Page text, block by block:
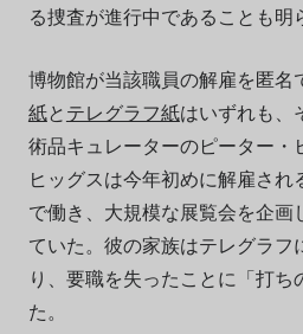
る捜査が進行中であることも明
博物館が当該職員の解雇を匿名
紙とテレグラフ紙はいずれも、
術品キュレーターのピーター・
ヒッグスは今年初めに解雇さ
で働き、大規模な展覧会を企画
ていた。彼の家族はテレグラフ
り、要職を失ったことに「打
た。